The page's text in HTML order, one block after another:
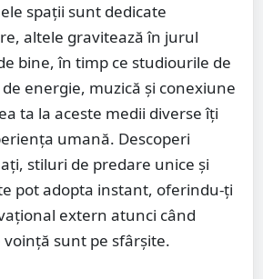
spații sunt dedicate
altele gravitează în jurul
bine, în timp ce studiourile de
energie, muzică și conexiune
ta la aceste medii diverse îți
umană. Descoperi
stiluri de predare unice și
pot adopta instant, oferindu-ți
extern atunci când
sunt pe sfârșite.